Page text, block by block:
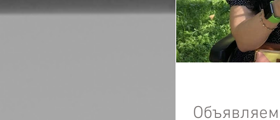
Объявляем набор